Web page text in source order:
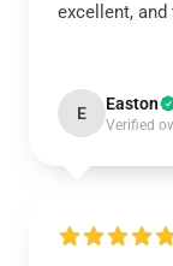
excellent,
E Easton
Verified